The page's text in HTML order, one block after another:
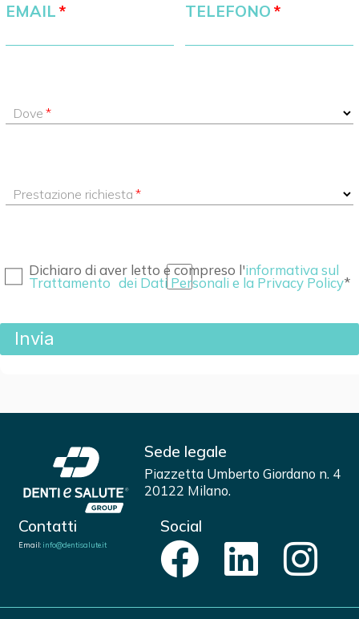
EMAIL TELEFONO
Dove
Prestazione richiesta
Dichiaro di aver letto e compreso l'informativa sul
Trattamento dei Dati Personali e la Privacy Policy
Sede legale
Piazzetta Umberto Giordano n. 4
20122 Milano.
Contatti
Email: info@dentisalute.it
Social